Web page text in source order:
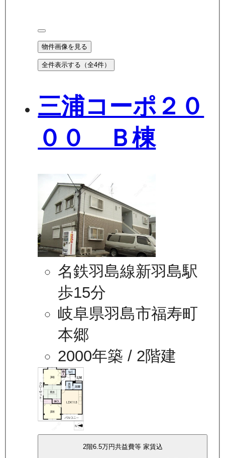
物件画像を見る
全件表示する（全4件）
三浦コーポ２０
００ Ｂ棟
名鉄羽島線新羽島駅
歩15分
岐阜県羽島市福寿町
本郷
2000年築 / 2階建
2階6.5万円共益費等 家賃込